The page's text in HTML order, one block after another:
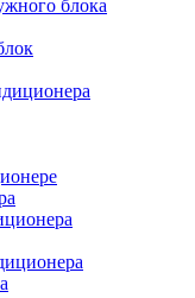
блока